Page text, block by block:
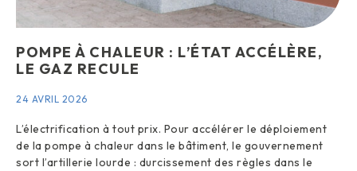
POMPE À CHALEUR : L’ÉTAT ACCÉLÈRE,
LE GAZ RECULE
24 AVRIL 2026
L’électrification à tout prix. Pour accélérer le déploiement
de la pompe à chaleur dans le bâtiment, le gouvernement
sort l’artillerie lourde : durcissement des règles dans le